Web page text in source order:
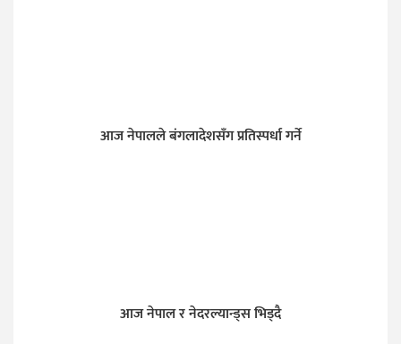
आज नेपालले बंगलादेशसँग प्रतिस्पर्धा गर्ने
आज नेपाल र नेदरल्यान्ड्स भिड्दै